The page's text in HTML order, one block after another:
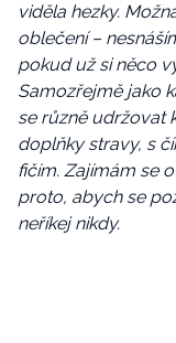
viděla hezky.
oblečení –
pokud už si něco
Samozřejmě jako
se různě udržovat
doplňky stravy, s
fičím. Zajímám se
proto, abych se
neříkej nikdy.